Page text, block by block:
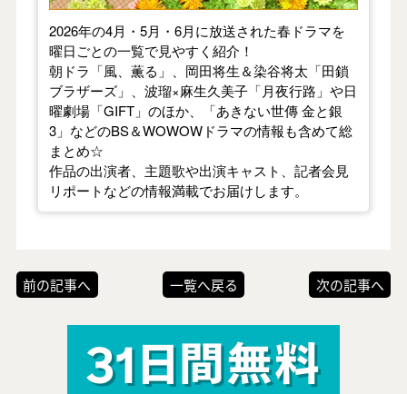
2026年の4月・5月・6月に放送された春ドラマを
曜日ごとの一覧で見やすく紹介！
朝ドラ「風、薫る」、岡田将生＆染谷将太「田鎖
ブラザーズ」、波瑠×麻生久美子「月夜行路」や日
曜劇場「GIFT」のほか、「あきない世傳 金と銀
3」などのBS＆WOWOWドラマの情報も含めて総
まとめ☆
作品の出演者、主題歌や出演キャスト、記者会見
リポートなどの情報満載でお届けします。
前の記事へ 一覧へ戻る 次の記事へ